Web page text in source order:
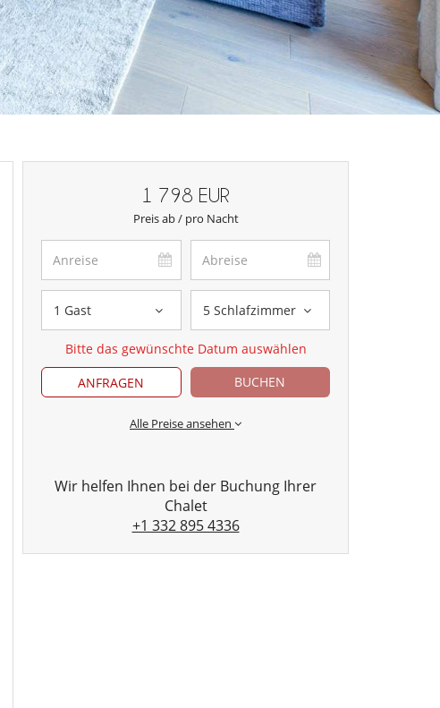
1 798 EUR
Preis ab / pro Nacht
1 Gast 5 Schlafzimmer
Bitte das gewünschte Datum auswählen
ANFRAGEN
BUCHEN
Alle Preise ansehen
Wir helfen Ihnen bei der Buchung Ihrer
Chalet
+1 332 895 4336